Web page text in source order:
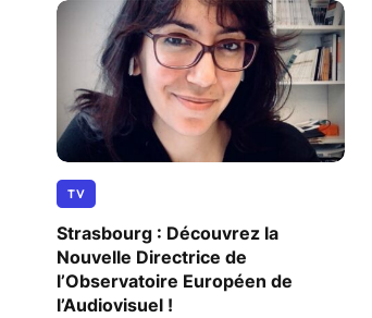
TV
Strasbourg : Découvrez la
Nouvelle Directrice de
l’Observatoire Européen de
l’Audiovisuel !